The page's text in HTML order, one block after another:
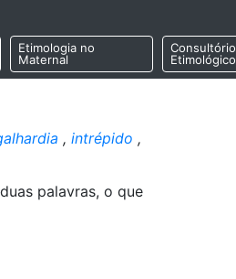
Etimologia no
Maternal
Consultório
Etimológico
, intrépido ,
palavras, o que